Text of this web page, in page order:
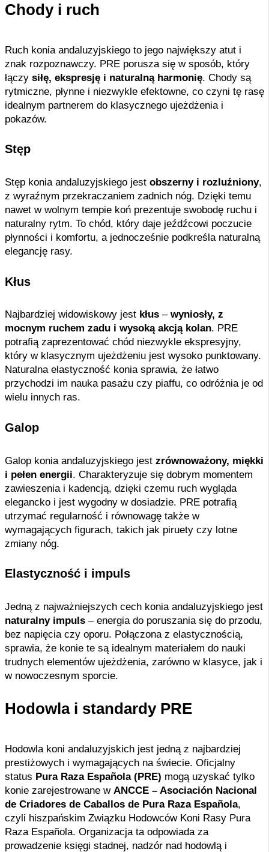
Chody i ruch
Ruch konia andaluzyjskiego to jego największy atut i
znak rozpoznawczy. PRE porusza się w sposób, który
łączy siłę, ekspresję i naturalną harmonię. Chody są
rytmiczne, płynne i niezwykle efektowne, co czyni tę rasę
idealnym partnerem do klasycznego ujeżdżenia i
pokazów.
Stęp
Stęp konia andaluzyjskiego jest obszerny i rozluźniony,
z wyraźnym przekraczaniem zadnich nóg. Dzięki temu
nawet w wolnym tempie koń prezentuje swobodę ruchu i
naturalny rytm. To chód, który daje jeźdźcowi poczucie
płynności i komfortu, a jednocześnie podkreśla naturalną
elegancję rasy.
Kłus
Najbardziej widowiskowy jest kłus – wyniosły, z
mocnym ruchem zadu i wysoką akcją kolan. PRE
potrafią zaprezentować chód niezwykle ekspresyjny,
który w klasycznym ujeżdżeniu jest wysoko punktowany.
Naturalna elastyczność konia sprawia, że łatwo
przychodzi im nauka pasażu czy piaffu, co odróżnia je od
wielu innych ras.
Galop
Galop konia andaluzyjskiego jest zrównoważony, miękki
i pełen energii. Charakteryzuje się dobrym momentem
zawieszenia i kadencją, dzięki czemu ruch wygląda
elegancko i jest wygodny w dosiadzie. PRE potrafią
utrzymać regularność i równowagę także w
wymagających figurach, takich jak piruety czy lotne
zmiany nóg.
Elastyczność i impuls
Jedną z najważniejszych cech konia andaluzyjskiego jest
naturalny impuls – energia do poruszania się do przodu,
bez napięcia czy oporu. Połączona z elastycznością,
sprawia, że konie te są idealnym materiałem do nauki
trudnych elementów ujeżdżenia, zarówno w klasyce, jak i
w nowoczesnym sporcie.
Hodowla i standardy PRE
Hodowla koni andaluzyjskich jest jedną z najbardziej
prestiżowych i wymagających na świecie. Oficjalny
status Pura Raza Española (PRE) mogą uzyskać tylko
konie zarejestrowane w ANCCE – Asociación Nacional
de Criadores de Caballos de Pura Raza Española,
czyli hiszpańskim Związku Hodowców Koni Rasy Pura
Raza Española. Organizacja ta odpowiada za
prowadzenie księgi stadnej, nadzór nad hodowlą i